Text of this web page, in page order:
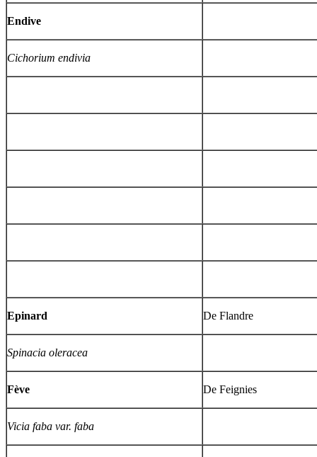
Endive
Cichorium endivia
Epinard De Flandre
Spinacia oleracea
Fève De Feignies
Vicia faba var. faba